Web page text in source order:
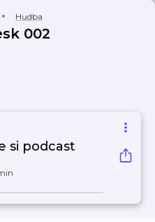
Hudba
002
si podcast